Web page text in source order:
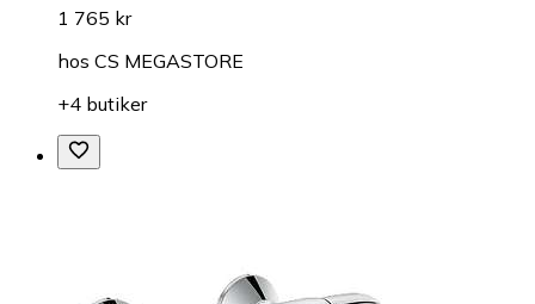
1 765 kr
hos CS MEGASTORE
+4 butiker